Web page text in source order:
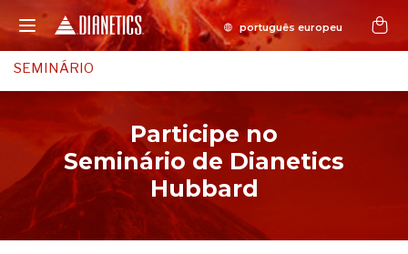
SEMINÁRIO
Participe no
Seminário de Dianetics
Hubbard